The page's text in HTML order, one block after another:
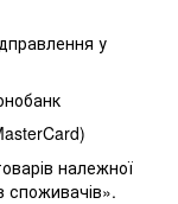
у
належної
споживачів».